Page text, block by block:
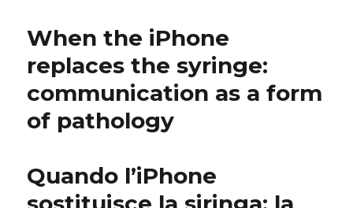
When the iPhone
replaces the syringe:
communication as a form
of pathology
Quando l’iPhone